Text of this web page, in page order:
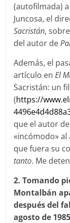
(autofilmada)
Juncosa, el
Sacristán,
del autor de
Además, el
artículo enEl
Sacristán: un
(https://
que el autor
«incómodo»
que fuera su
tanto. Me
2. Tomando
Montalbán
después del
agosto de